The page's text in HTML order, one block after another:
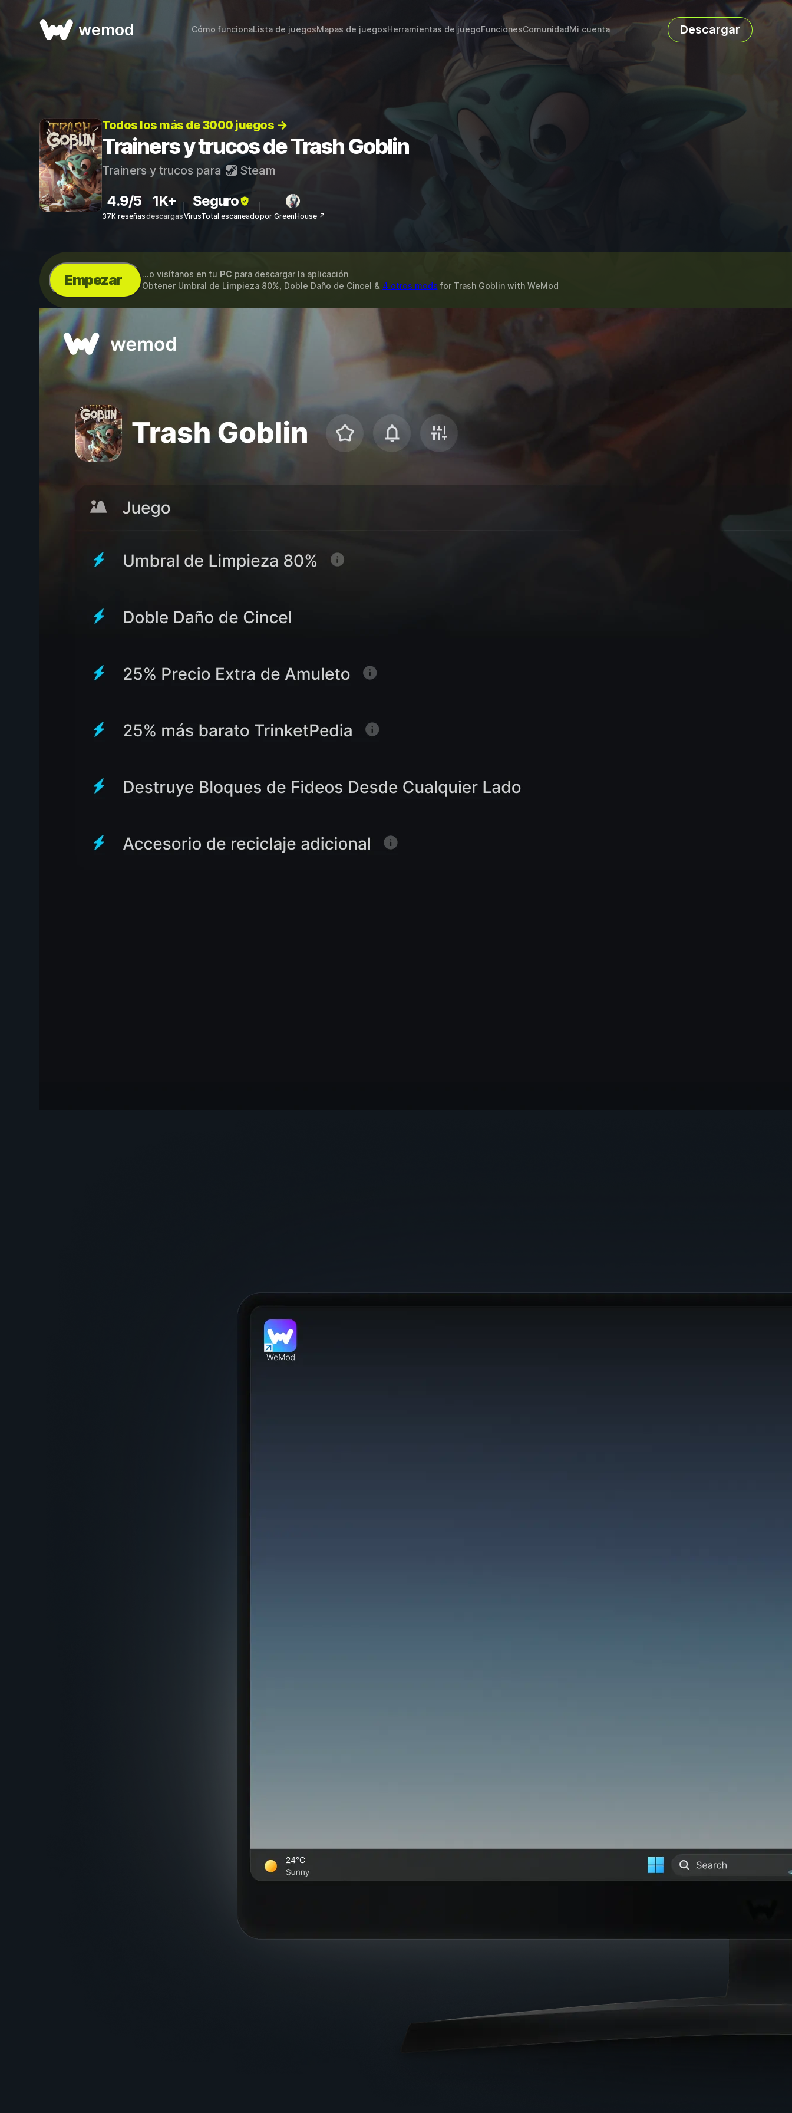
wemod Cómo funcionaLista de juegosMapas de juegosHerramientas de juegoFuncionesComunidadMi cuenta Descargar
Todos los más de 3000 juegos →
Trainers y trucos de Trash Goblin
Trainers y trucos para Steam
4.9/5
37K reseñas
1K+
descargas
Seguro
VirusTotal escaneadopor GreenHouse ↗
Empezar ...o visítanos en tu PC para descargar la aplicación
Obtener Umbral de Limpieza 80%, Doble Daño de Cincel & 4 otros mods for Trash Goblinwith WeMod